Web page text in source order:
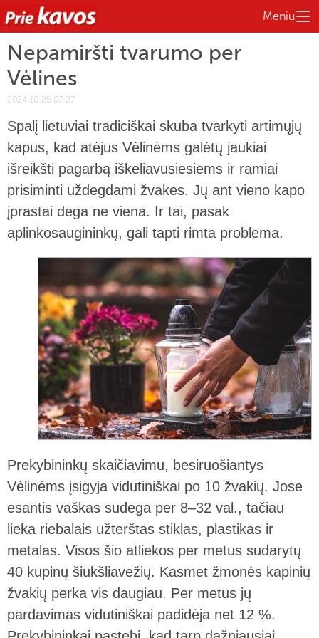
Meniu
Nepamiršti tvarumo per
Vėlines
2024-10-25 07:27
Spalį lietuviai tradiciškai skuba tvarkyti artimųjų
kapus, kad atėjus Vėlinėms galėtų jaukiai
išreikšti pagarbą iškeliavusiesiems ir ramiai
prisiminti uždegdami žvakes. Jų ant vieno kapo
įprastai dega ne viena. Ir tai, pasak
aplinkosaugininkų, gali tapti rimta problema.
Prekybininkų skaičiavimu, besiruošiantys
Vėlinėms įsigyja vidutiniškai po 10 žvakių. Jose
esantis vaškas sudega per 8–32 val., tačiau
lieka riebalais užterštas stiklas, plastikas ir
metalas. Visos šio atliekos per metus sudarytų
40 kupinų šiukšliavežių. Kasmet žmonės kapinių
žvakių perka vis daugiau. Per metus jų
pardavimas vidutiniškai padidėja net 12 %.